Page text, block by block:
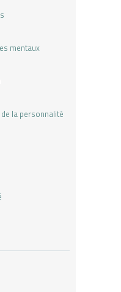
mentaux
la personnalité